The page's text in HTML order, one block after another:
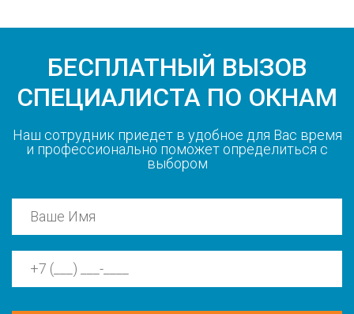
БЕСПЛАТНЫЙ ВЫЗОВ
СПЕЦИАЛИСТА ПО ОКНАМ
Наш сотрудник приедет в удобное для Вас время
и профессионально поможет определиться с
выбором